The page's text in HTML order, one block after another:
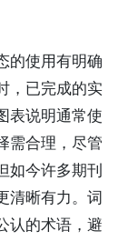
的使用有明确
，已完成的实
表说明通常使
需合理，尽管
如今许多期刊
清晰有力。词
认的术语，避